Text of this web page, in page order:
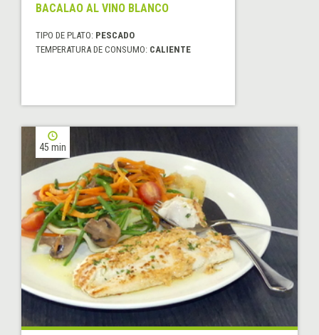
BACALAO AL VINO BLANCO
TIPO DE PLATO: PESCADO
TEMPERATURA DE CONSUMO: CALIENTE
45 min